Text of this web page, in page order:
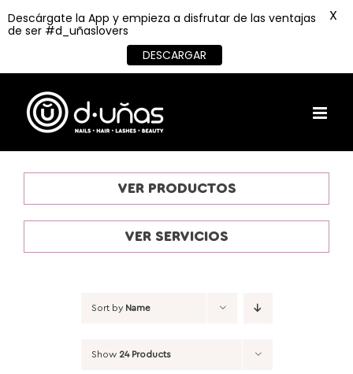
content
VER PRODUCTOS
VER SERVICIOS
Sort by Name
Show 24 Products
Descárgate la App y empieza a disfrutar de las ventajas
de ser #d_uñaslovers
DESCARGAR
X